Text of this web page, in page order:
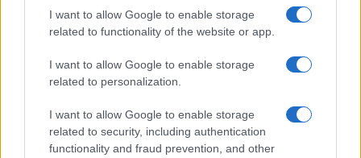
I want to allow Google to enable storage
related to functionality of the website or app.
I want to allow Google to enable storage
related to personalization.
I want to allow Google to enable storage
related to security, including authentication
functionality and fraud prevention, and other
ARTICOLI CORRELATI